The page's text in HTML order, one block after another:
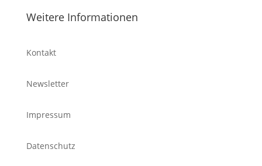
Weitere Informationen
Kontakt
Newsletter
Impressum
Datenschutz